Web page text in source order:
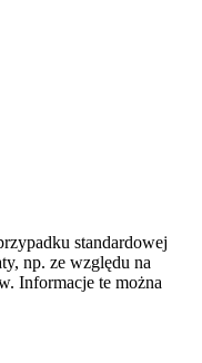
standardowej
np. ze względu na
Informacje te można